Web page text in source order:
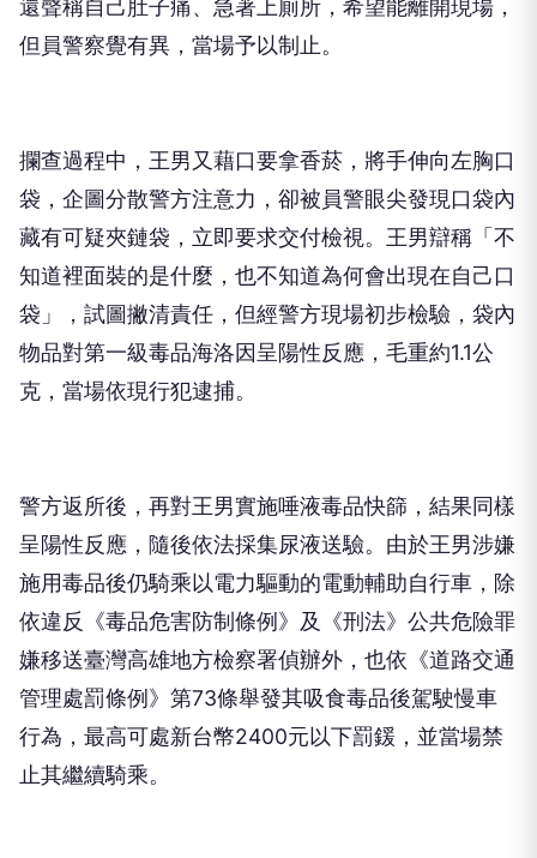
但員警察覺有異，當場予以制止。
袋，企圖分散警方注意力，卻被員警眼尖發現口袋內
藏有可疑夾鏈袋，立即要求交付檢視。王男辯稱「不
知道裡面裝的是什麼，也不知道為何會出現在自己口
袋」，試圖撇清責任，但經警方現場初步檢驗，袋內
物品對第一級毒品海洛因呈陽性反應，毛重約1.1公
克，當場依現行犯逮捕。
呈陽性反應，隨後依法採集尿液送驗。由於王男涉嫌
施用毒品後仍騎乘以電力驅動的電動輔助自行車，除
依違反《毒品危害防制條例》及《刑法》公共危險罪
嫌移送臺灣高雄地方檢察署偵辦外，也依《道路交通
管理處罰條例》第73條舉發其吸食毒品後駕駛慢車
行為，最高可處新台幣2400元以下罰鍰，並當場禁
止其繼續騎乘。